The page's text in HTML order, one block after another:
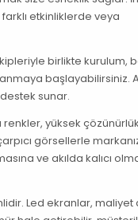
etkinliklerde veya
birlikte kurulum,
başlayabilirsiniz.
sunar.
renkler, yüksek
görsellerle
ve akılda kalıcı
Led ekranlar, maliyet